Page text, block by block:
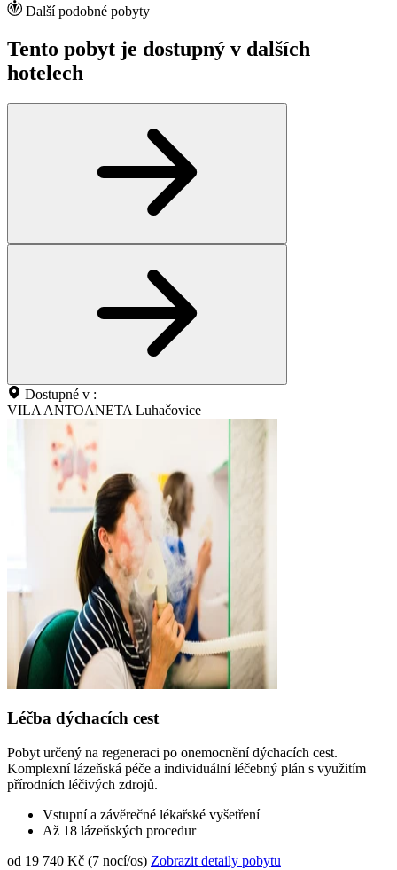
Další podobné pobyty
Tento pobyt je dostupný v dalších
hotelech
Dostupné v :
VILA ANTOANETA Luhačovice
Léčba dýchacích cest
Pobyt určený na regeneraci po onemocnění dýchacích cest.
Komplexní lázeňská péče a individuální léčebný plán s využitím
přírodních léčivých zdrojů.
Vstupní a závěrečné lékařské vyšetření
Až 18 lázeňských procedur
od 19 740 Kč (7 nocí/os) Zobrazit detaily pobytu